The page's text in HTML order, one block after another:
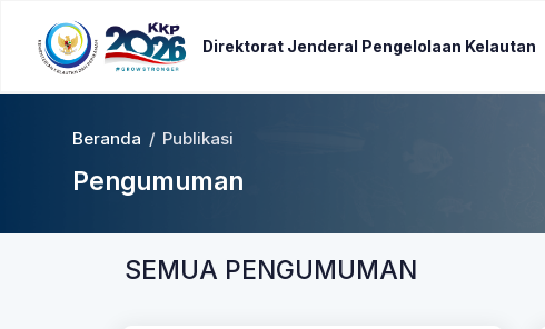
Direktorat Jenderal Pengelolaan Kelautan
Beranda / Publikasi
Pengumuman
SEMUA PENGUMUMAN